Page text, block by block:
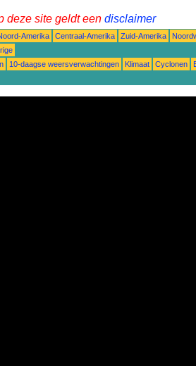
deze site geldt een disclaimer
Amerika Centraal-Amerika Zuid-Amerika
10-daagse weersverwachtingen Klimaat Cyclonen